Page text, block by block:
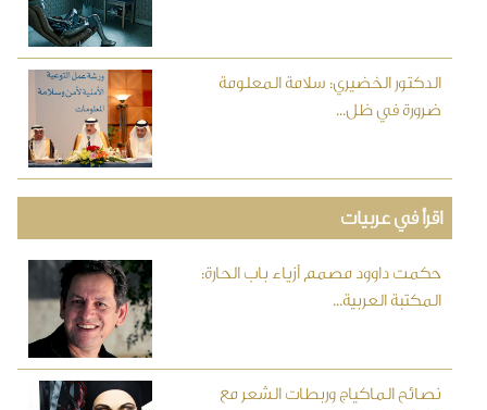
الدكتور الخضيري: سلامة المعلومة
ضرورة في ظل...
اقرأ في عربيات
حكمت داوود مصمم أزياء باب الحارة:
المكتبة العربية...
نصائح الماكياج وربطات الشعر مع